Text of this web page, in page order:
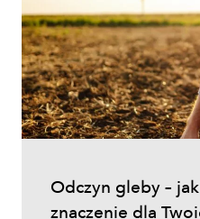
Inne
Oprysk na miotłę
Odczyn gleby –
znaczenie dla